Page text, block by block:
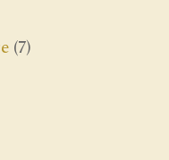
(7)